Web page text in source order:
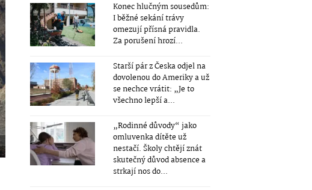
Konec hlučným sousedům:
I běžné sekání trávy
omezují přísná pravidla.
Za porušení hrozí...
Starší pár z Česka odjel na
dovolenou do Ameriky a už
se nechce vrátit: „Je to
všechno lepší a...
„Rodinné důvody“ jako
omluvenka dítěte už
nestačí. Školy chtějí znát
skutečný důvod absence a
strkají nos do...